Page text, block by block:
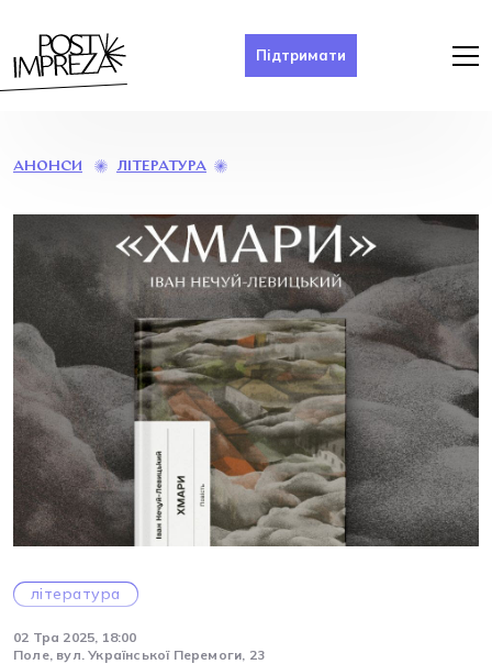
Підтримати
АНОНСИ ЛІТЕРАТУРА
ЛЕВИЦЬКОГО
література
02 Тра 2025, 18:00
Поле, вул. Української Перемоги, 23